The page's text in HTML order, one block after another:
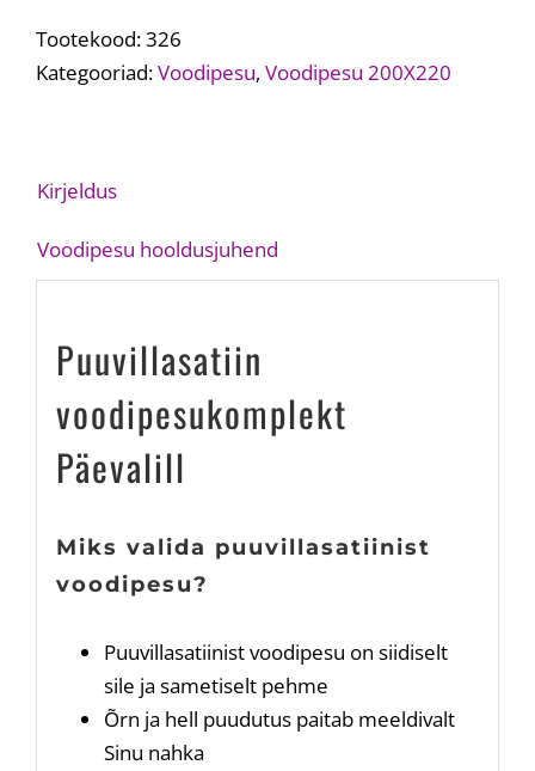
Tootekood:326
Kategooriad:Voodipesu, Voodipesu 200X220
Kirjeldus
Voodipesu hooldusjuhend
Puuvillasatiin
voodipesukomplekt
Päevalill
Miks valida puuvillasatiinist
voodipesu?
Puuvillasatiinist voodipesu on siidiselt
sile ja sametiselt pehme
Õrn ja hell puudutus paitab meeldivalt
Sinu nahka